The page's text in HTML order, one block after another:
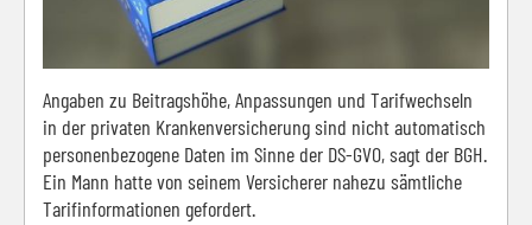
An­ga­ben zu Bei­trags­hö­he, An­pas­sun­gen und Ta­rif­wech­seln
in der pri­va­ten Kran­ken­ver­si­che­rung sind nicht au­to­ma­tisch
per­so­nen­be­zo­ge­ne Daten im Sinne der DS-GVO, sagt der BGH.
Ein Mann hatte von sei­nem Ver­si­che­rer na­he­zu sämt­li­che
Ta­ri­f­in­for­ma­tio­nen ge­for­dert.